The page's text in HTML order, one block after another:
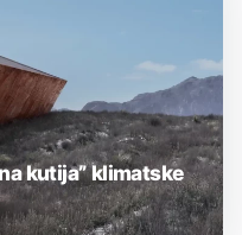
kutija” klimatske